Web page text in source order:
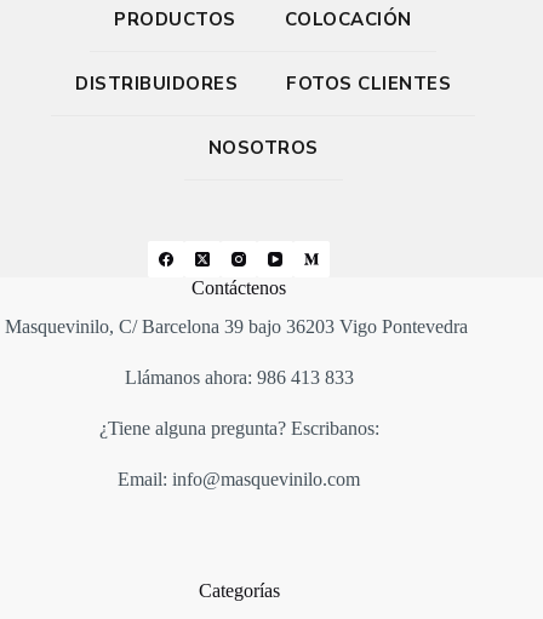
PRODUCTOS COLOCACIÓN
DISTRIBUIDORES FOTOS CLIENTES
NOSOTROS
Contáctenos
Masquevinilo, C/ Barcelona 39 bajo 36203 Vigo Pontevedra
Llámanos ahora: 986 413 833
¿Tiene alguna pregunta? Escribanos:
Email: info@masquevinilo.com
Categorías